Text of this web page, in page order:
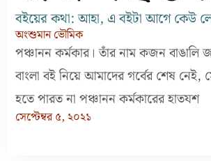
বইয়ের কথা: আহা, এ বইটা আগে কেউ
অংশুমান ভৌমিক
পঞ্চানন কর্মকার। তাঁর নাম কজন বাঙালি
বাংলা বই নিয়ে আমাদের গর্বের শেষ নেই,
হতে পারত না পঞ্চানন কর্মকারের হাতযশ
সেপ্টেম্বর ৫, ২০২১